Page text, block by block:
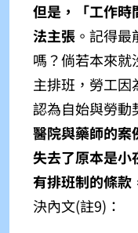
但是，「工作時
法主張。記得最
嗎？倘若本來就
主排班，勞工因
認為自始與勞動
醫院與藥師的案
失去了原本是小
有排班制的條款
決內文(註9) ：